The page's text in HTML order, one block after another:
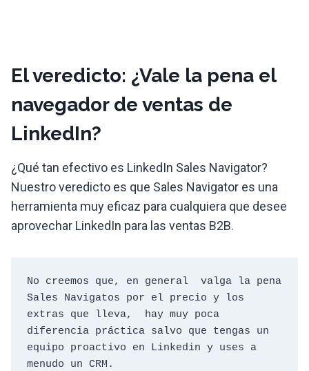
El veredicto: ¿Vale la pena el
navegador de ventas de
LinkedIn?
¿Qué tan efectivo es LinkedIn Sales Navigator?
Nuestro veredicto es que Sales Navigator es una
herramienta muy eficaz para cualquiera que desee
aprovechar LinkedIn para las ventas B2B.
No creemos que, en general  valga la pena
Sales Navigatos por el precio y los
extras que lleva,  hay muy poca
diferencia práctica salvo que tengas un
equipo proactivo en Linkedin y uses a
menudo un CRM.